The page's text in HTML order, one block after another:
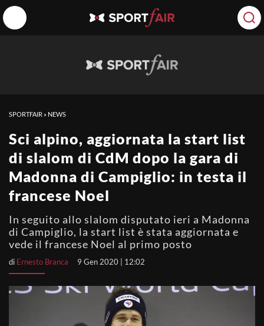
SPORTFAIR » NEWS
Sci alpino, aggiornata la start list
di slalom di CdM dopo la gara di
Madonna di Campiglio: in testa il
francese Noel
In seguito allo slalom disputato ieri a Madonna
di Campiglio, la start list è stata aggiornata e
vede il francese Noel al primo posto
di Ernesto Branca 9 Gen 2020 | 12:02